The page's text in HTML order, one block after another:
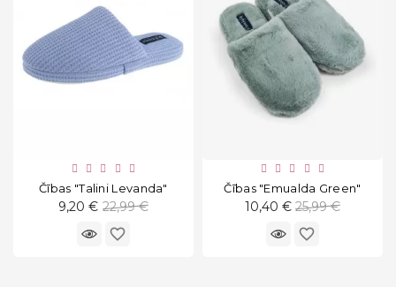
Čības "Talini Levanda"
9,20 € Standarta
cena
22,99 €
favorite_border
Čības "Emualda Green"
10,40 € Standarta
cena
25,99 €
favorite_border